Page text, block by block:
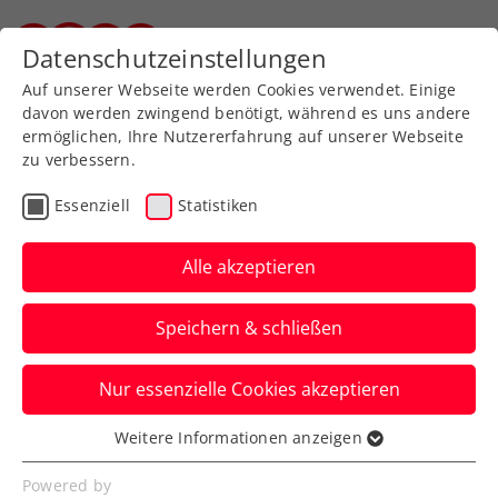
Zurück zur Newsübersicht
Turniere
Auch Ofner beim Indian-
Wells-Debüt in Runde 1
ausgeschieden
Das ATP-Masters-1000-Event im US-
Bundesstaat Kalifornien geht ohne
österreichische Beteiligung weiter.
Verfasst von: Manuel Wachta, 08.03.2024
Datenschutzeinstellungen
Auf unserer Webseite werden Cookies verwendet. Einige
davon werden zwingend benötigt, während es uns andere
ermöglichen, Ihre Nutzererfahrung auf unserer Webseite
zu verbessern.
Essenziell Statistiken
Alle akzeptieren
Speichern & schließen
Nur essenzielle Cookies akzeptieren
Essenziell
Essenzielle Cookies werden für grundlegende
Weitere Informationen anzeigen
Powered by